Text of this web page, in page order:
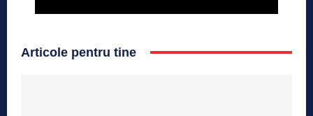
Articole pentru tine